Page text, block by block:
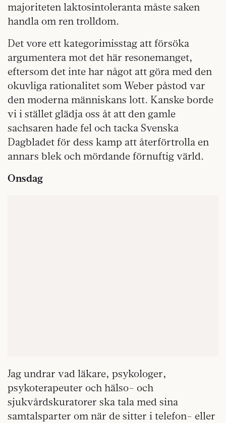
majoriteten laktosintoleranta måste saken
handla om ren trolldom.
Det vore ett kategorimisstag att försöka
argumentera mot det här resonemanget,
eftersom det inte har något att göra med den
okuvliga rationalitet som Weber påstod var
den moderna människans lott. Kanske borde
vi i stället glädja oss åt att den gamle
sachsaren hade fel och tacka Svenska
Dagbladet för dess kamp att återförtrolla en
annars blek och mördande förnuftig värld.
Onsdag
Jag undrar vad läkare, psykologer,
psykoterapeuter och hälso- och
sjukvårdskuratorer ska tala med sina
samtalsparter om när de sitter i telefon- eller